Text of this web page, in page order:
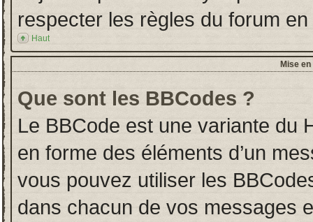
respecter les règles du forum
Haut
Mise
Que sont les BBCodes ?
Le BBCode est une variante du
en forme des éléments d’un
vous pouvez utiliser les
dans chacun de vos messages